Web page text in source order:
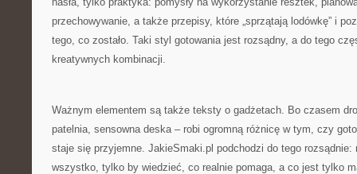
przechowywanie, a także przepisy, które „sprzątają lodówkę” i
tego, co zostało. Taki styl gotowania jest rozsądny, a do tego
kreatywnych kombinacji.
Ważnym elementem są także teksty o gadżetach. Bo czasem
patelnia, sensowna deska – robi ogromną różnicę w tym, czy
staje się przyjemne. JakieSmaki.pl podchodzi do tego
wszystko, tylko by wiedzieć, co realnie pomaga, a co jest tylko